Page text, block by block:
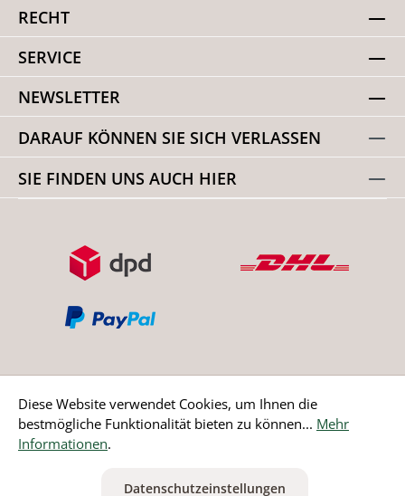
RECHT
SERVICE
NEWSLETTER
DARAUF KÖNNEN SIE SICH VERLASSEN
SIE FINDEN UNS AUCH HIER
Bestellung widerrufen
ausgenommen Nicht EU-Länder
Diese Website verwendet Cookies, um Ihnen die
bestmögliche Funktionalität bieten zu können... Mehr
Informationen.
Datenschutzeinstellungen